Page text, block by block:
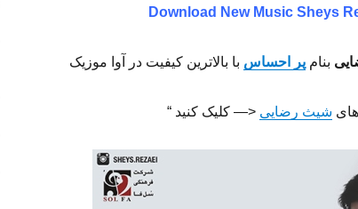
Download New MusicSheys
بنام پر احساس با بالاترین کیفیت در آوا موزیک
شیث رضایی <— کلیک کنید “